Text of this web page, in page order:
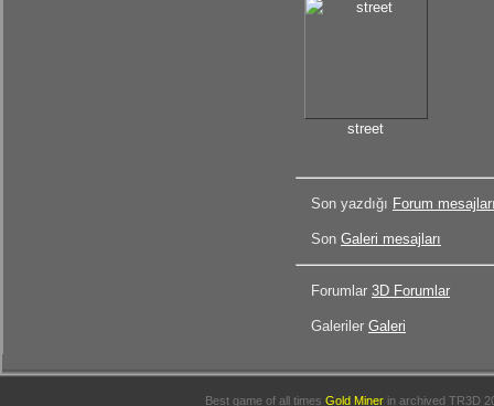
street
Son yazdığı Forum
Son Galeri mesajları
Forumlar 3D Forumlar
Galeriler Galeri
Best game of all times Gold Minerin archived TR3D